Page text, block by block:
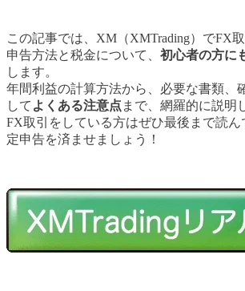
この記事では、XM（XMTrading）でFX
申告方法と税金について、 初心者の方に
します。
年間利益の計算方法から、必要な書類、
して よくある注意点 まで、網羅的に説明
FX取引をしている方はぜひ最後まで読ん
定申告を済ませましょう！